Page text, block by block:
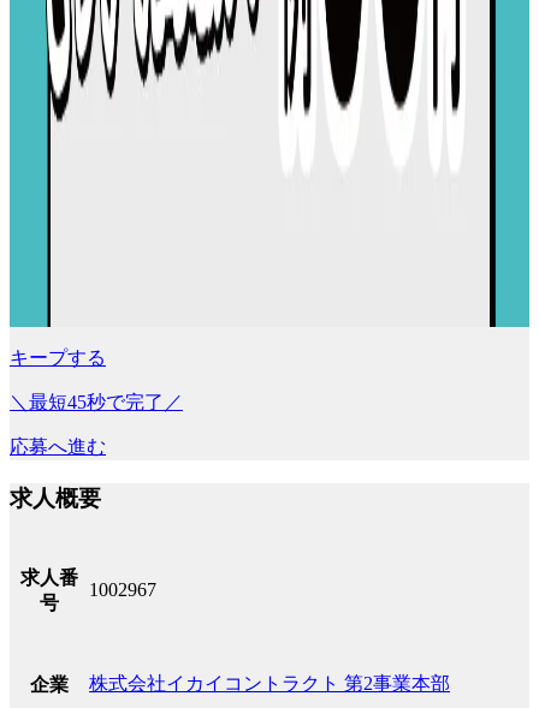
キープする
＼最短45秒で完了／
応募へ進む
求人概要
求人番
号
1002967
企業 株式会社イカイコントラクト 第2事業本部